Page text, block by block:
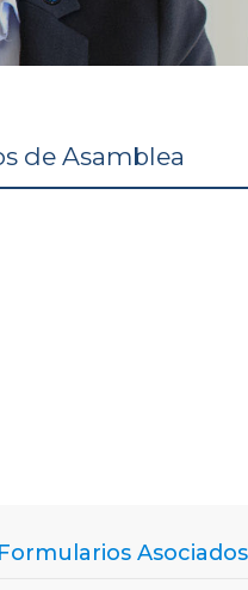
de Asamblea
Asociados